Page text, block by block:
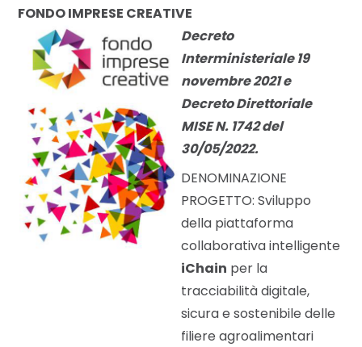
FONDO IMPRESE CREATIVE
Decreto
Interministeriale 19
novembre 2021 e
Decreto Direttoriale
MISE N. 1742 del
30/05/2022.
DENOMINAZIONE
PROGETTO: Sviluppo
della piattaforma
collaborativa intelligente
iChain per la
tracciabilità digitale,
sicura e sostenibile delle
filiere agroalimentari